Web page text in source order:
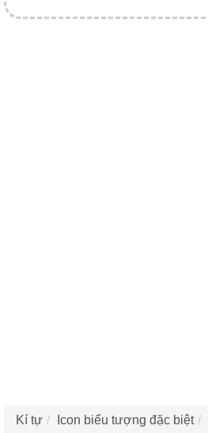
Kí tự Icon biểu tượng đặc biệt